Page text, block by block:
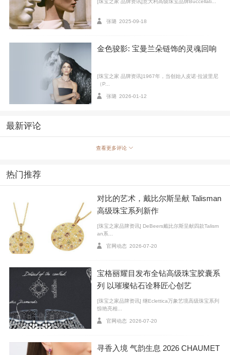
另外，同蓝宝石相比，坦桑石更显得"个大"，1-2克
也正因为如此，它可以切割成各种形状，而且体积较
大，因此制成的首饰格外引人注目，深得欧美女士喜
爱。
张璐 2025-09-18
金色骏影: 宝曼兰朵链饰的灵魂回响
[珠宝之家 品牌资讯]1967年，当创始人皮诺·拉波里尼
（P...
张璐 2026-01-12
最新评论
查看更多评论
热门推荐
对比的艺术，戴比尔斯呈献 Talisman
高级珠宝系列新作
[珠宝之家品牌资讯] DeBeers戴比尔斯呈献四款Talism
an系...
官网动态 2026-07-20
宝格丽耀目发布全钻高级珠宝胶囊系
列 以璀璨钻石诠释匠心创艺
[珠宝之家品牌资讯] 继Eclettica万象艺境高级珠宝系列
惊艳亮相...
官网动态 2026-07-20
寻香入境 气韵生息 2026 CHAUMET